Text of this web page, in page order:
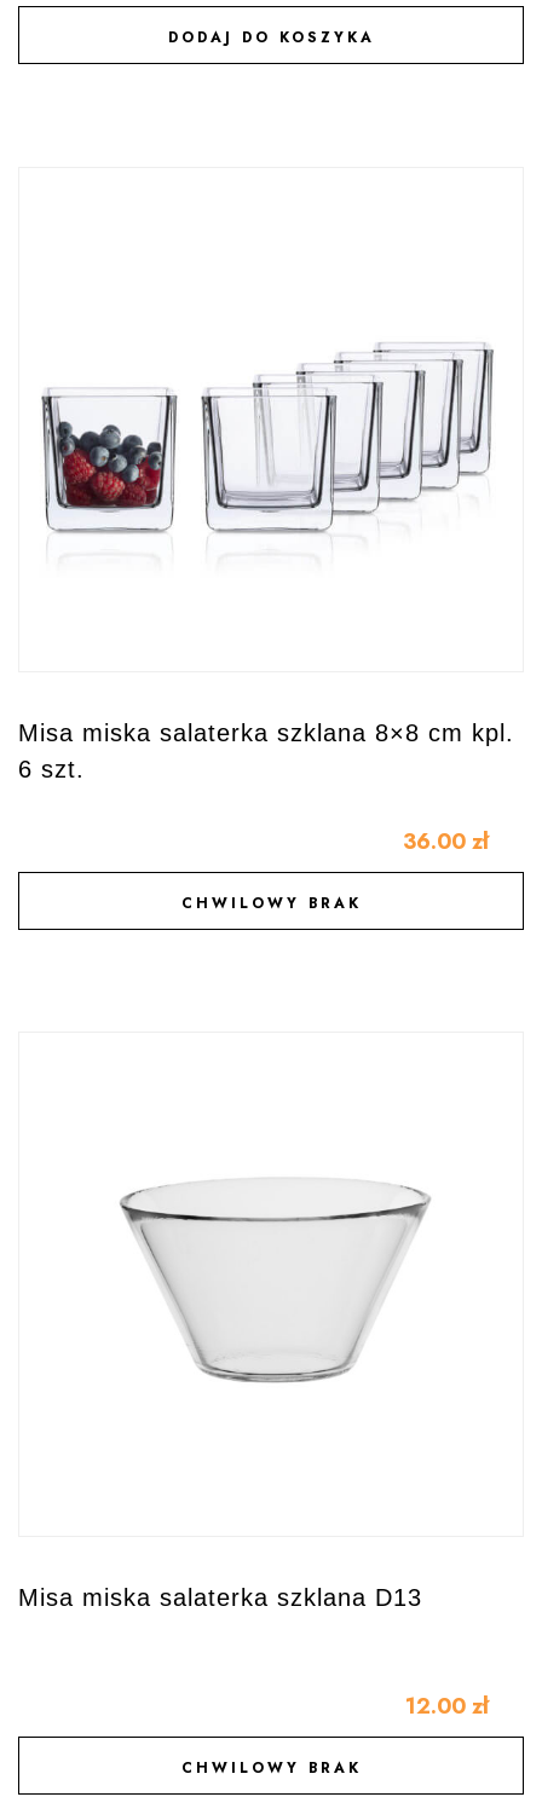
DODAJ DO KOSZYKA
DODAJ DO ULUBIONYCH
Misa miska salaterka szklana 8×8 cm kpl.
6 szt.
36.00 zł
CHWILOWY BRAK
DODAJ DO ULUBIONYCH
Misa miska salaterka szklana D13
12.00 zł
CHWILOWY BRAK
DODAJ DO ULUBIONYCH